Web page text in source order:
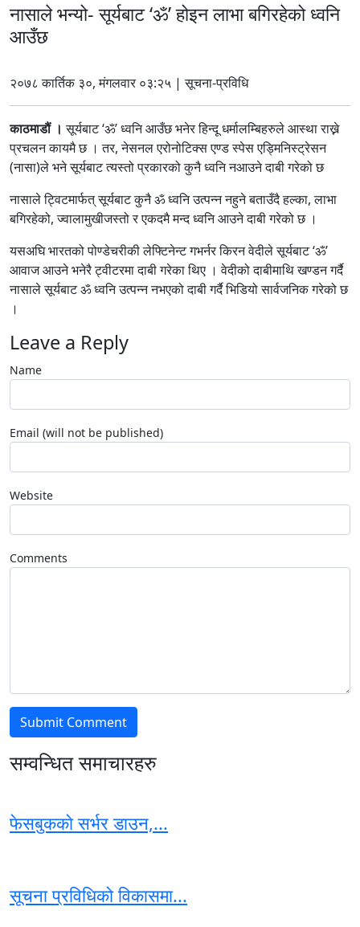
नासाले भन्यो- सूर्यबाट ‘ॐ’ होइन लाभा बगिरहेको ध्वनि
आउँछ
२०७८ कार्तिक ३०, मंगलवार ०३:२५ | सूचना-प्रविधि
काठमाडौं । सूर्यबाट ‘ॐ’ ध्वनि आउँछ भनेर हिन्दू धर्मालम्बिहरुले आस्था राख्ने
प्रचलन कायमै छ । तर, नेसनल एरोनोटिक्स एण्ड स्पेस एड्मिनिस्ट्रेसन
(नासा)ले भने सूर्यबाट त्यस्तो प्रकारको कुनै ध्वनि नआउने दाबी गरेको छ
नासाले ट्विटमार्फत् सूर्यबाट कुनै ॐ ध्वनि उत्पन्न नहुने बताउँदै हल्का, लाभा
बगिरहेको, ज्वालामुखीजस्तो र एकदमै मन्द ध्वनि आउने दाबी गरेको छ ।
यसअघि भारतको पोण्डेचरीकी लेफ्टिनेन्ट गभर्नर किरन वेदीले सूर्यबाट ‘ॐ’
आवाज आउने भनेरै ट्वीटरमा दाबी गरेका थिए । वेदीको दाबीमाथि खण्डन गर्दै
नासाले सूर्यबाट ॐ ध्वनि उत्पन्न नभएको दाबी गर्दै भिडियो सार्वजनिक गरेको छ
।
Leave a Reply
Name
Email (will not be published)
Website
Comments
सम्वन्धित समाचारहरु
फेसबुककाे सर्भर डाउन,...
सूचना प्रविधिको विकासमा...